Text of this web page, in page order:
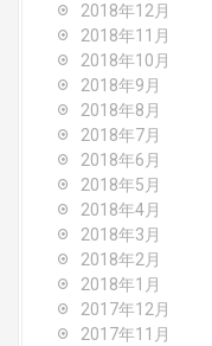
2018年12月
2018年11月
2018年10月
2018年9月
2018年8月
2018年7月
2018年6月
2018年5月
2018年4月
2018年3月
2018年2月
2018年1月
2017年12月
2017年11月